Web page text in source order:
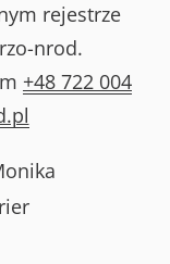
rejestrze
nrod.
+48 722 004